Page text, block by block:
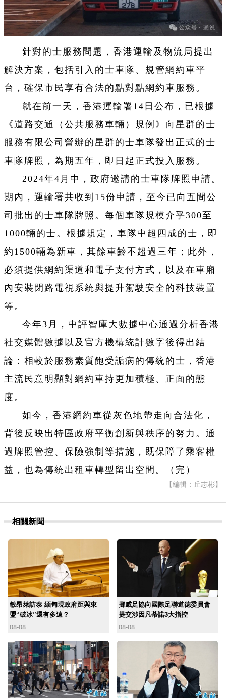
針對的士服務問題，香港運輸及物流局提出
解決方案，包括引入的士車隊、規管網約車平
台，確保市民享有合法的點對點網約車服務。
就在前一天，香港運輸署14日公布，已根據
《道路交通（公共服務車輛）規例》向星群的士
服務有限公司營辦的星群的士車隊發出正式的士
車隊牌照，為期五年，即日起正式投入服務。
2024年4月中，政府邀請的士車隊牌照申請。
期內，運輸署共收到15份申請，至今已向五間公
司批出的士車隊牌照。每個車隊規模介乎300至
1000輛的士。根據規定，車隊中超四成的士，即
約1500輛為新車，其餘車齡不超過三年；此外，
必須提供網約渠道和電子支付方式，以及在車廂
內安裝閉路電視系統與提升駕駛安全的科技裝置
等。
今年3月，中評智庫大數據中心通過分析香港
社交媒體數據以及官方機構統計數字後得出結
論：相較於服務素質飽受詬病的傳統的士，香港
主流民意明顯對網約車持更加積極、正面的態
度。
如今，香港網約車從灰色地帶走向合法化，
背後反映出特區政府平衡創新與秩序的努力。通
過牌照管控、保險強制等措施，既保障了乘客權
益，也為傳統出租車轉型留出空間。（完）
【編輯：丘志彬】
相關新聞
敏昂萊訪泰 緬甸現政府距與東
盟“破冰”還有多遠？
08-08
挪威足協向國際足聯道德委員會
提交涉因凡蒂諾3大指控
08-08